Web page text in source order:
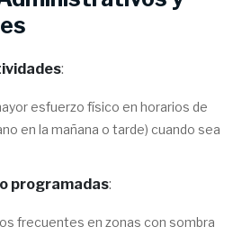
:
esfuerzo físico en horarios de
en la mañana o tarde) cuando sea
programadas:
frecuentes en zonas con sombra